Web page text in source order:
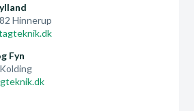
Hinnerup
Fyn